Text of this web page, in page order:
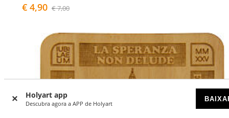
Holyart app
Descubra agora a APP de Holyart
€ 4,90 € 7,00